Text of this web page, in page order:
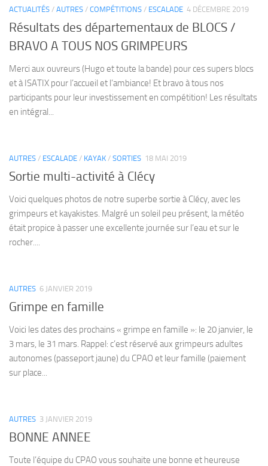
ACTUALITÉS / AUTRES / COMPÉTITIONS / ESCALADE 4 DÉCEMBRE 2019
Résultats des départementaux de BLOCS /
BRAVO A TOUS NOS GRIMPEURS
Merci aux ouvreurs (Hugo et toute la bande) pour ces supers blocs
et à ISATIX pour l’accueil et l’ambiance! Et bravo à tous nos
participants pour leur investissement en compétition! Les résultats
en intégral...
AUTRES / ESCALADE / KAYAK / SORTIES 18 MAI 2019
Sortie multi-activité à Clécy
Voici quelques photos de notre superbe sortie à Clécy, avec les
grimpeurs et kayakistes. Malgré un soleil peu présent, la météo
était propice à passer une excellente journée sur l’eau et sur le
rocher....
AUTRES 6 JANVIER 2019
Grimpe en famille
Voici les dates des prochains « grimpe en famille »: le 20 janvier, le
3 mars, le 31 mars. Rappel: c’est réservé aux grimpeurs adultes
autonomes (passeport jaune) du CPAO et leur famille (paiement
sur place...
AUTRES 3 JANVIER 2019
BONNE ANNEE
Toute l’équipe du CPAO vous souhaite une bonne et heureuse